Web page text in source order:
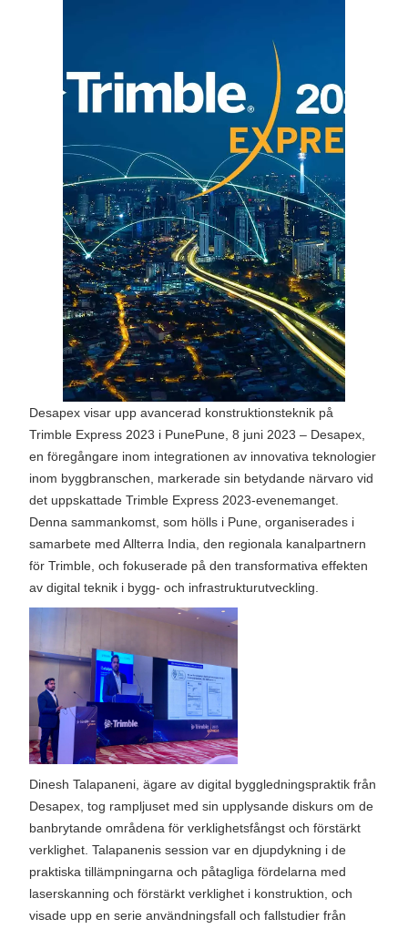
Dinesh Talapaneni
, June 12, 2024
Desapex visar upp avancerad konstruktionsteknik på
Trimble Express 2023 i PunePune, 8 juni 2023 – Desapex,
en föregångare inom integrationen av innovativa teknologier
inom byggbranschen, markerade sin betydande närvaro vid
det uppskattade Trimble Express 2023-evenemanget.
Denna sammankomst, som hölls i Pune, organiserades i
samarbete med Allterra India, den regionala kanalpartnern
för Trimble, och fokuserade på den transformativa effekten
av digital teknik i bygg- och infrastrukturutveckling.
Dinesh Talapaneni, ägare av digital byggledningspraktik från
Desapex, tog rampljuset med sin upplysande diskurs om de
banbrytande områdena för verklighetsfångst och förstärkt
verklighet. Talapanenis session var en djupdykning i de
praktiska tillämpningarna och påtagliga fördelarna med
laserskanning och förstärkt verklighet i konstruktion, och
visade upp en serie användningsfall och fallstudier från